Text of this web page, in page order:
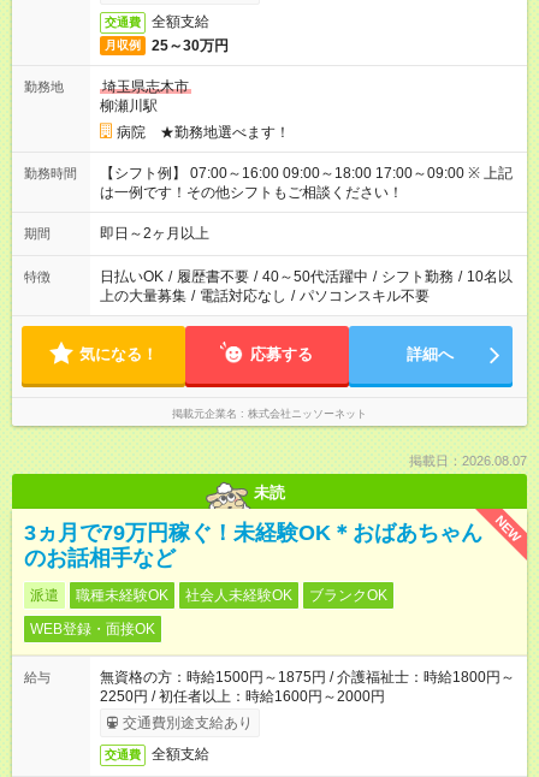
交通費 全額支給
月収例 25～30万円
勤務地
埼玉県志木市
柳瀬川駅
病院 ★勤務地選べます！
勤務時間
【シフト例】 07:00～16:00 09:00～18:00 17:00～09:00 ※ 上記
は一例です！その他シフトもご相談ください！
期間 即日～2ヶ月以上
特徴 日払いOK / 履歴書不要 / 40～50代活躍中 / シフト勤務 / 10名以
上の大量募集 / 電話対応なし / パソコンスキル不要
気になる！ 応募する 詳細へ
掲載元企業名 株式会社ニッソーネット
掲載日：2026.08.07
未読
NEW
3ヵ月で79万円稼ぐ！未経験OK＊おばあちゃん
のお話相手など
派遣 職種未経験OK 社会人未経験OK
ブランクOK
WEB登録・面接OK
給与
無資格の方：時給1500円～1875円 / 介護福祉士：時給1800円～
2250円 / 初任者以上：時給1600円～2000円
交通費別途支給あり
交通費 全額支給